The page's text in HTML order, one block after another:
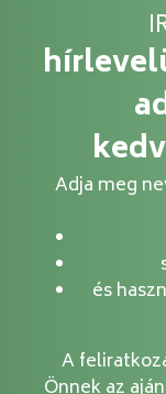
Adja meg
és
A